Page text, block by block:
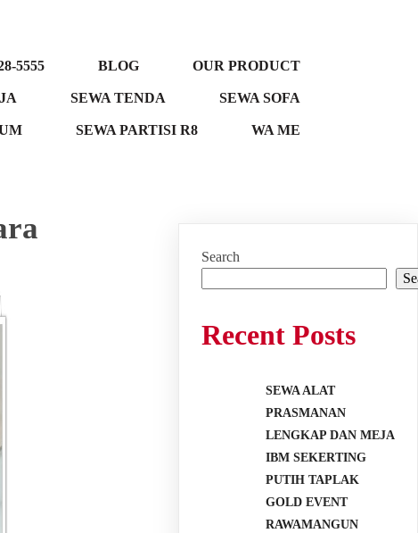
5555 BLOG OUR PRODUCT
SEWA TENDA SEWA SOFA
SEWA PARTISI R8 WA ME
Search
Recent Posts
SEWA ALAT
PRASMANAN
LENGKAP DAN MEJA
IBM SEKERTING
PUTIH TAPLAK
GOLD EVENT
RAWAMANGUN